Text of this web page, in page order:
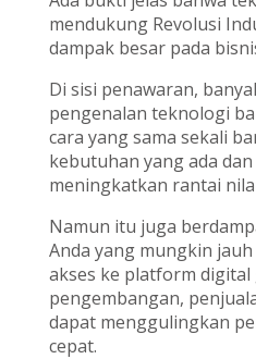
mendukung Revolusi
dampak besar pada
Di sisi penawaran,
pengenalan teknologi
cara yang sama sekali
kebutuhan yang ada
meningkatkan rantai
Namun itu juga
Anda yang mungkin
akses ke platform
pengembangan,
dapat menggulingkan
cepat.